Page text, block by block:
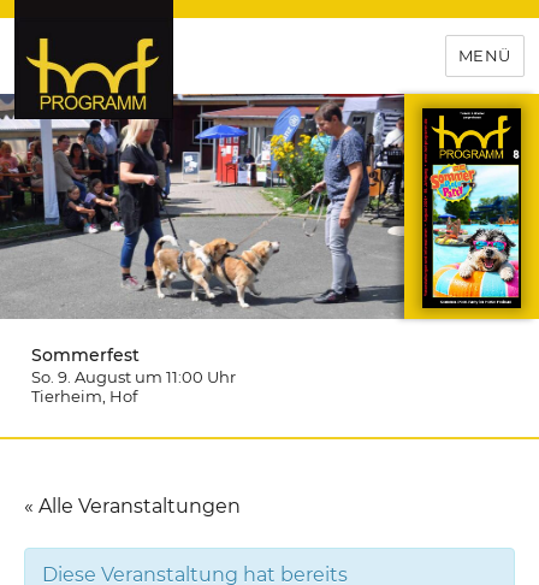
hof-programm – das
Veranstaltungsportal für
Hochfranken
MENÜ
Sommerfest
So. 9. August um 11:00 Uhr
Tierheim , Hof
« Alle Veranstaltungen
Diese Veranstaltung hat bereits